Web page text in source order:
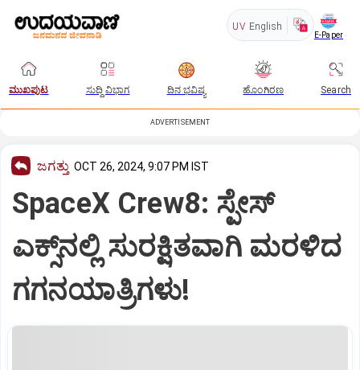
UV English
E-Paper
ಮುಖಪುಟ ಸುದ್ದಿ ವಿಭಾಗ ದಿನ ಭವಿಷ್ಯ ಹೊಂಗಿರಣ Search
ADVERTISEMENT
ಜಗತ್ತು OCT 26, 2024, 9:07 PM IST
SpaceX Crew8: ಸ್ಪೇಸ್‌
ಎಕ್ಸ್‌ನಲ್ಲಿ ಸುರಕ್ಷಿತವಾಗಿ ಮರಳಿದ
ಗಗನಯಾತ್ರಿಗಳು!